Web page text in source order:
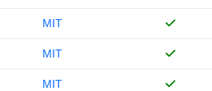
MIT
MIT
MIT